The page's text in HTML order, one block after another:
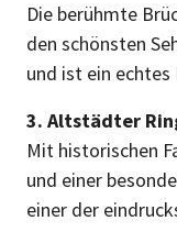
Die berühmte
den schönsten
und ist ein
3. Altstädter
Mit historischen
und einer
einer der